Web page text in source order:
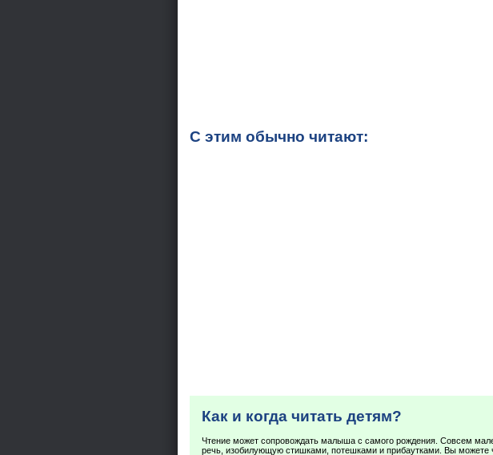
С этим обычно читают:
Как и когда читать детям?
Чтение может сопровождать малыша с самого рождения. Совсем
речь, изобилующую стишками, потешками и прибаутками. Вы можете